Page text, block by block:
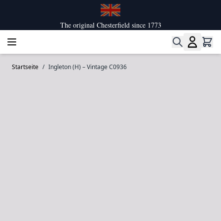
The original Chesterfield since 1773
Startseite / Ingleton (H) – Vintage C0936